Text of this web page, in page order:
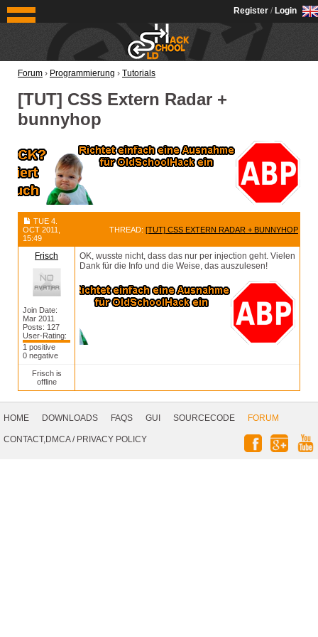
OldSchoolHack
Register / Login
Forum › Programmierung › Tutorials
[TUT] CSS Extern Radar +
bunnyhop
TUE 4.
OCT 2011,
15:49
THREAD: [TUT] CSS EXTERN RADAR + BUNNYHOP
Frisch
Join Date:
Mar 2011
Posts: 127
User-Rating:
1 positive
0 negative
OK, wusste nicht, dass das nur per injection geht. Vielen
Dank für die Info und die Weise, das auszulesen!
Frisch is
offline
Navigation
HOME DOWNLOADS FAQS GUI SOURCECODE
FORUM
CONTACT,DMCA/ PRIVACY POLICY